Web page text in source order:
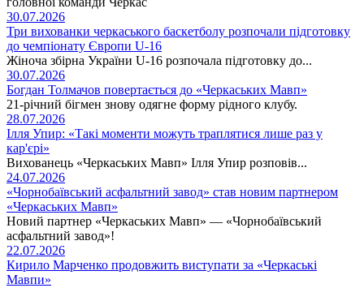
30.07.2026
Три вихованки черкаського баскетболу розпочали підготовку
до чемпіонату Європи U-16
Жіноча збірна України U-16 розпочала підготовку до...
30.07.2026
Богдан Толмачов повертається до «Черкаських Мавп»
21-річний бігмен знову одягне форму рідного клубу.
28.07.2026
Ілля Упир: «Такі моменти можуть траплятися лише раз у
кар'єрі»
Вихованець «Черкаських Мавп» Ілля Упир розповів...
24.07.2026
«Чорнобаївський асфальтний завод» став новим партнером
«Черкаських Мавп»
Новий партнер «Черкаських Мавп» — «Чорнобаївський
асфальтний завод»!
22.07.2026
Кирило Марченко продовжить виступати за «Черкаські
Мавпи»